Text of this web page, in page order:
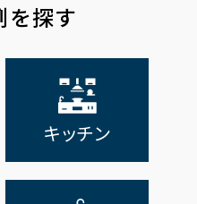
を探す
キッチン